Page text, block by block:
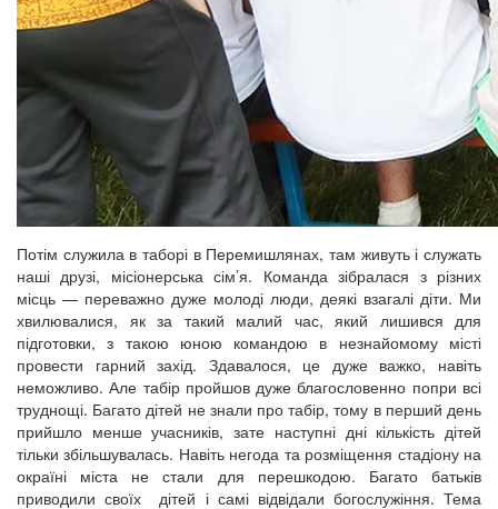
Потім служила в таборі в Перемишлянах, там живуть і служать
наші друзі, місіонерська сім’я. Команда зібралася з різних
місць — переважно дуже молоді люди, деякі взагалі діти. Ми
хвилювалися, як за такий малий час, який лишився для
підготовки, з такою юною командою в незнайомому місті
провести гарний захід. Здавалося, це дуже важко, навіть
неможливо. Але табір пройшов дуже благословенно попри всі
труднощі. Багато дітей не знали про табір, тому в перший день
прийшло менше учасників, зате наступні дні кількість дітей
тільки збільшувалась. Навіть негода та розміщення стадіону на
окраїні міста не стали для перешкодою. Багато батьків
приводили своїх дітей і самі відвідали богослужіння. Тема